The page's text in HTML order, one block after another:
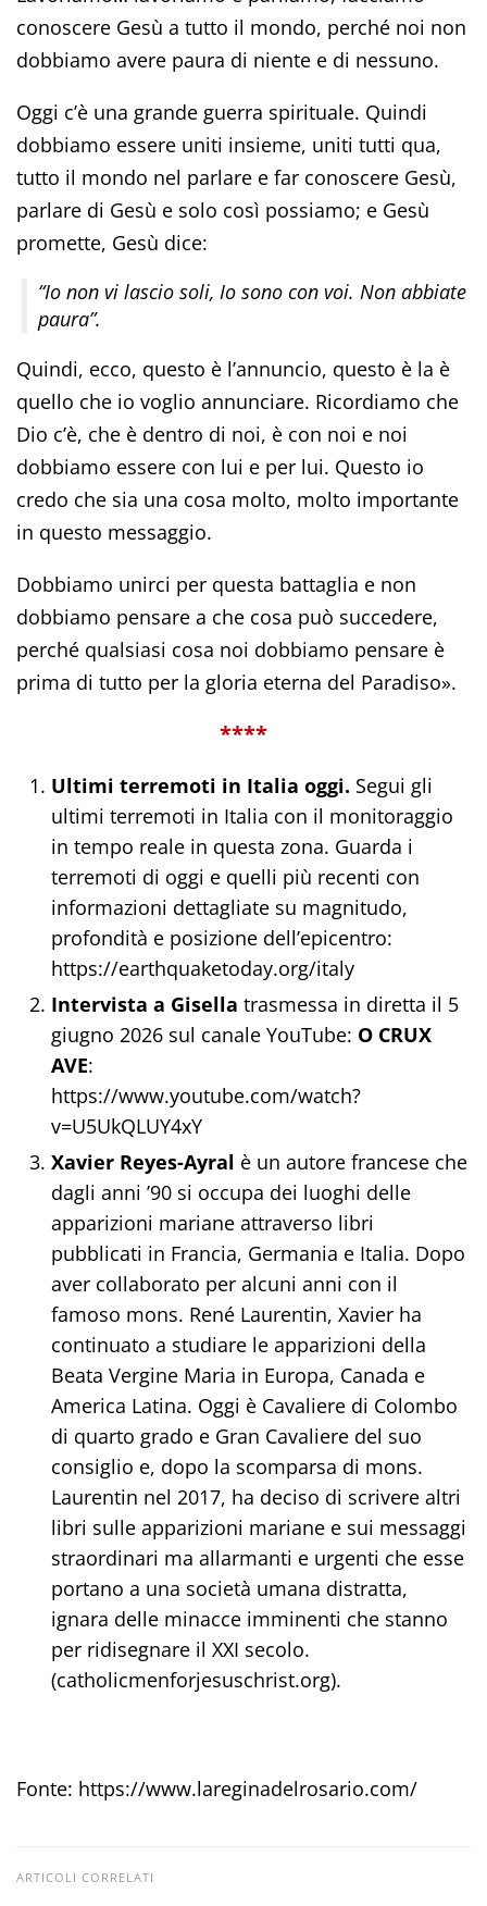
conoscere Gesù a tutto il mondo, perché noi non
dobbiamo avere paura di niente e di nessuno.
Oggi c’è una grande guerra spirituale. Quindi
dobbiamo essere uniti insieme, uniti tutti qua,
tutto il mondo nel parlare e far conoscere Gesù,
parlare di Gesù e solo così possiamo; e Gesù
promette, Gesù dice:
“Io non vi lascio soli, Io sono con voi. Non abbiate
paura”.
Quindi, ecco, questo è l’annuncio, questo è la è
quello che io voglio annunciare. Ricordiamo che
Dio c’è, che è dentro di noi, è con noi e noi
dobbiamo essere con lui e per lui. Questo io
credo che sia una cosa molto, molto importante
in questo messaggio.
Dobbiamo unirci per questa battaglia e non
dobbiamo pensare a che cosa può succedere,
perché qualsiasi cosa noi dobbiamo pensare è
prima di tutto per la gloria eterna del Paradiso».
****
Ultimi terremoti in Italia oggi. Segui gli
ultimi terremoti in Italia con il monitoraggio
in tempo reale in questa zona. Guarda i
terremoti di oggi e quelli più recenti con
informazioni dettagliate su magnitudo,
profondità e posizione dell’epicentro:
https://earthquaketoday.org/italy
Intervista a Gisella trasmessa in diretta il 5
giugno 2026 sul canale YouTube: O CRUX
AVE:
https://www.youtube.com/watch?
v=U5UkQLUY4xY
Xavier Reyes-Ayral è un autore francese che
dagli anni ’90 si occupa dei luoghi delle
apparizioni mariane attraverso libri
pubblicati in Francia, Germania e Italia. Dopo
aver collaborato per alcuni anni con il
famoso mons. René Laurentin, Xavier ha
continuato a studiare le apparizioni della
Beata Vergine Maria in Europa, Canada e
America Latina. Oggi è Cavaliere di Colombo
di quarto grado e Gran Cavaliere del suo
consiglio e, dopo la scomparsa di mons.
Laurentin nel 2017, ha deciso di scrivere altri
libri sulle apparizioni mariane e sui messaggi
straordinari ma allarmanti e urgenti che esse
portano a una società umana distratta,
ignara delle minacce imminenti che stanno
per ridisegnare il XXI secolo.
(catholicmenforjesuschrist.org).
Fonte: https://www.lareginadelrosario.com/
ARTICOLI CORRELATI